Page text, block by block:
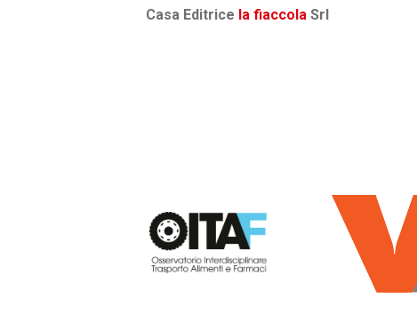
Casa Editrice la fiaccola Srl